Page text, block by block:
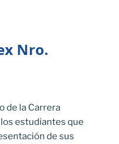
Nro.
de la Carrera
estudiantes que
de sus